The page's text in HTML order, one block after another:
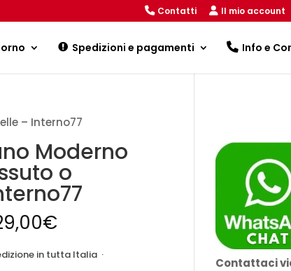
Contatti Il mio account
Spedizioni e pagamenti Info e
Products
– Interno77
Moderno
o
€Fascia
prezzo:
in tutta Italia·
Contattaci